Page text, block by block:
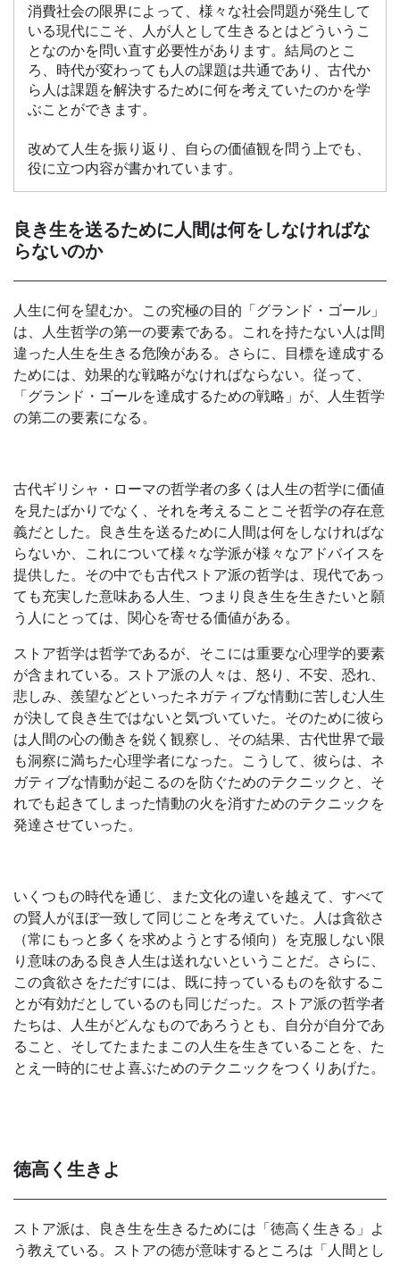
消費社会の限界によって、様々な社会問題が発生して
いる現代にこそ、人が人として生きるとはどういうこ
となのかを問い直す必要性があります。結局のとこ
ろ、時代が変わっても人の課題は共通であり、古代か
ら人は課題を解決するために何を考えていたのかを学
ぶことができます。
改めて人生を振り返り、自らの価値観を問う上でも、
役に立つ内容が書かれています。
良き生を送るために人間は何をしなければな
らないのか
人生に何を望むか。この究極の目的「グランド・ゴール」
は、人生哲学の第一の要素である。これを持たない人は間
違った人生を生きる危険がある。さらに、目標を達成する
ためには、効果的な戦略がなければならない。従って、
「グランド・ゴールを達成するための戦略」が、人生哲学
の第二の要素になる。
古代ギリシャ・ローマの哲学者の多くは人生の哲学に価値
を見たばかりでなく、それを考えることこそ哲学の存在意
義だとした。良き生を送るために人間は何をしなければな
らないか、これについて様々な学派が様々なアドバイスを
提供した。その中でも古代ストア派の哲学は、現代であっ
ても充実した意味ある人生、つまり良き生を生きたいと願
う人にとっては、関心を寄せる価値がある。
ストア哲学は哲学であるが、そこには重要な心理学的要素
が含まれている。ストア派の人々は、怒り、不安、恐れ、
悲しみ、羨望などといったネガティブな情動に苦しむ人生
が決して良き生ではないと気づいていた。そのために彼ら
は人間の心の働きを鋭く観察し、その結果、古代世界で最
も洞察に満ちた心理学者になった。こうして、彼らは、ネ
ガティブな情動が起こるのを防ぐためのテクニックと、そ
れでも起きてしまった情動の火を消すためのテクニックを
発達させていった。
いくつもの時代を通じ、また文化の違いを越えて、すべて
の賢人がほぼ一致して同じことを考えていた。人は貪欲さ
（常にもっと多くを求めようとする傾向）を克服しない限
り意味のある良き人生は送れないということだ。さらに、
この貪欲さをただすには、既に持っているものを欲するこ
とが有効だとしているのも同じだった。ストア派の哲学者
たちは、人生がどんなものであろうとも、自分が自分であ
ること、そしてたまたまこの人生を生きていることを、た
とえ一時的にせよ喜ぶためのテクニックをつくりあげた。
徳高く生きよ
ストア派は、良き生を生きるためには「徳高く生きる」よ
う教えている。ストアの徳が意味するところは「人間とし